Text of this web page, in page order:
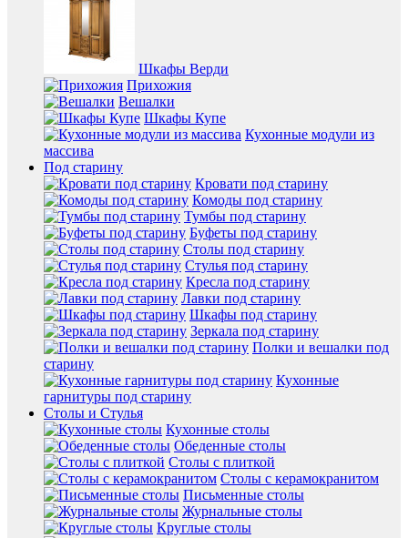
Шкафы Верди
Прихожия
Вешалки
Шкафы Купе
Кухонные модули из
массива
Под старину
Кровати под старину
Комоды под старину
Тумбы под старину
Буфеты под старину
Столы под старину
Стулья под старину
Кресла под старину
Лавки под старину
Шкафы под старину
Зеркала под старину
Полки и вешалки под
старину
Кухонные
гарнитуры под старину
Столы и Стулья
Кухонные столы
Обеденные столы
Столы с плиткой
Столы с керамокранитом
Письменные столы
Журнальные столы
Круглые столы